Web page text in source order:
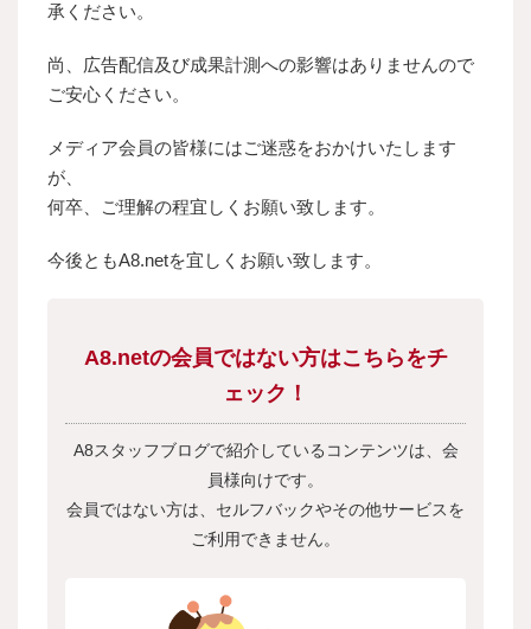
承ください。
尚、広告配信及び成果計測への影響はありませんので
ご安心ください。
メディア会員の皆様にはご迷惑をおかけいたします
が、
何卒、ご理解の程宜しくお願い致します。
今後ともA8.netを宜しくお願い致します。
A8.netの会員ではない方はこちらをチ
ェック！
A8スタッフブログで紹介しているコンテンツは、会
員様向けです。
会員ではない方は、セルフバックやその他サービスを
ご利用できません。